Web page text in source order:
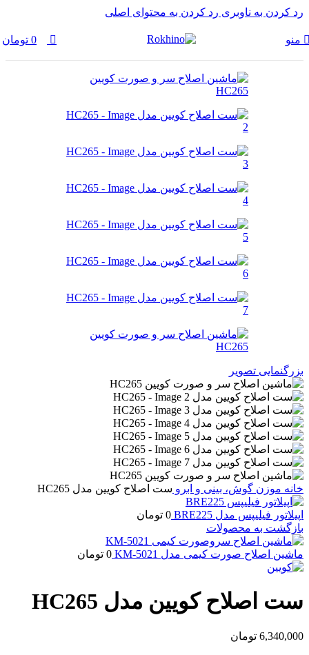
رد کردن به ناوبری رد کردن به محتوای اصلی
منو 0 تومان
بزرگنمایی تصویر
خانه موزن گوش، بینی و ابرو ست اصلاح کویین مدل HC265
اپیلاتور فیلیپس مدل BRE225 0 تومان
بازگشت به محصولات
ماشین اصلاح صورت کیمی مدل KM-5021 0 تومان
ست اصلاح کویین مدل HC265
6,340,000 تومان